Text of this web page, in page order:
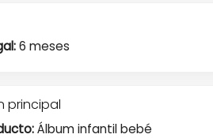
6 meses
principal
Álbum infantil bebé